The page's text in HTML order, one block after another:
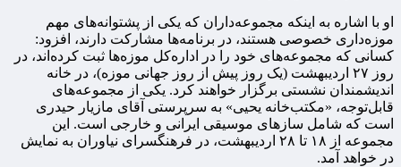
او با اشاره به اینکه مجموعه‌داران که یکی از پشتوانه‌های مهم
موزه‌داری خصوصی هستند، در برنامه‌ها مشارکت دارند، افزود:
کسانی که مجموعه‌های خود را در اداره‌کل موزه‌ها ثبت کرده‌اند، در
روز ۲۷ اردیبهشت (یک روز پیش از روز جهانی موزه)، در خانه
اندیشمندان نشستی برگزار خواهند کرد. یکی از مجموعه‌های
قابل‌توجه، «مکتب‌خانه یحیی» به سرپرستی آقای مازیار حیدری
است که شامل سازهای موسیقی ایرانی و خارجی است. این
مجموعه از ۱۸ تا ۲۸ اردیبهشت، در فرهنگسرای نیاوران به نمایش
در خواهد آمد.